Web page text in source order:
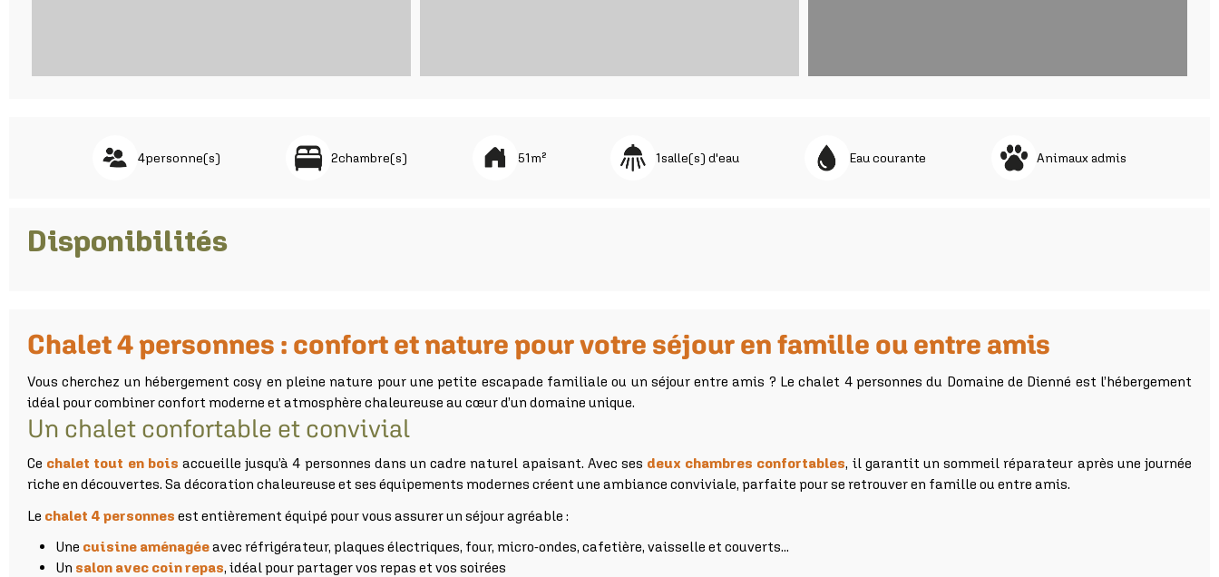
4personne(s) 2chambre(s) 51m² 1salle(s) d'eau Eau courante Animaux admis
Disponibilités
Chalet 4 personnes : confort et nature pour votre séjour en famille ou entre amis
Vous cherchez un hébergement cosy en pleine nature pour une petite escapade familiale ou un séjour entre amis ? Le chalet 4 personnes du Domaine de Dienné est l’hébergement
idéal pour combiner confort moderne et atmosphère chaleureuse au cœur d’un domaine unique.
Un chalet confortable et convivial
Ce chalet tout en bois accueille jusqu’à 4 personnes dans un cadre naturel apaisant. Avec ses deux chambres confortables, il garantit un sommeil réparateur après une journée
riche en découvertes. Sa décoration chaleureuse et ses équipements modernes créent une ambiance conviviale, parfaite pour se retrouver en famille ou entre amis.
Le chalet 4 personnes est entièrement équipé pour vous assurer un séjour agréable :
Une cuisine aménagéeavec réfrigérateur, plaques électriques, four, micro-ondes, cafetière, vaisselle et couverts...
Un salon avec coin repas, idéal pour partager vos repas et vos soirées